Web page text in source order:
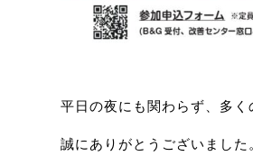
平日の夜にも関わらず、多く
誠にありがとうございました